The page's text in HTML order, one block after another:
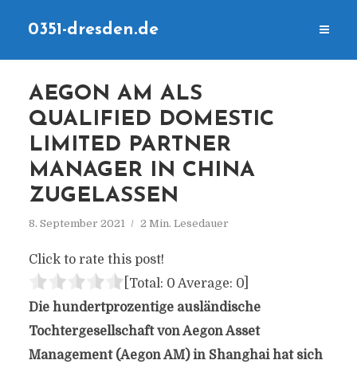
0351-dresden.de
AEGON AM ALS
QUALIFIED DOMESTIC
LIMITED PARTNER
MANAGER IN CHINA
ZUGELASSEN
8. September 2021 2 Min. Lesedauer
Click to rate this post!
[Total: 0 Average: 0]
Die hundertprozentige ausländische
Tochtergesellschaft von Aegon Asset
Management (Aegon AM) in Shanghai hat sich